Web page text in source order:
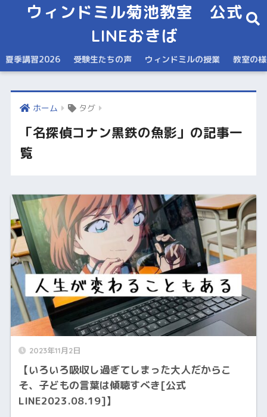
ウィンドミル菊池教室 公式
LINEおきば
夏季講習2026 受験生たちの声 ウィンドミルの授業 教室の
ホーム タグ
「名探偵コナン黒鉄の魚影」の記事一
覧
2023年11月2日
【いろいろ吸収し過ぎてしまった大人だからこ
そ、子どもの言葉は傾聴すべき[公式
LINE2023.08.19]】